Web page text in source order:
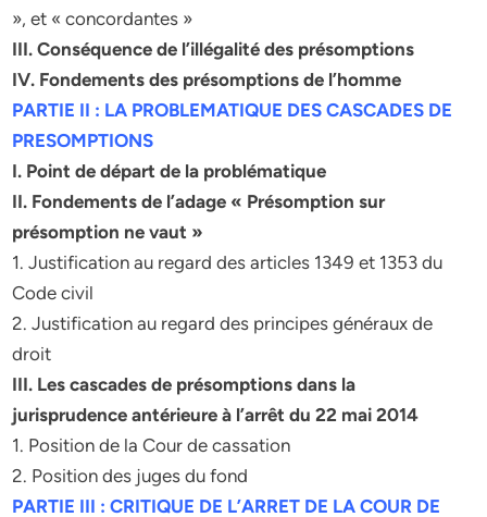
», et « concordantes »
III. Conséquence de l’illégalité des présomptions
IV. Fondements des présomptions de l’homme
PARTIE II : LA PROBLEMATIQUE DES CASCADES DE
PRESOMPTIONS
I. Point de départ de la problématique
II. Fondements de l’adage « Présomption sur
présomption ne vaut »
1. Justification au regard des articles 1349 et 1353 du
Code civil
2. Justification au regard des principes généraux de
droit
III. Les cascades de présomptions dans la
jurisprudence antérieure à l’arrêt du 22 mai 2014
1. Position de la Cour de cassation
2. Position des juges du fond
PARTIE III : CRITIQUE DE L’ARRET DE LA COUR DE